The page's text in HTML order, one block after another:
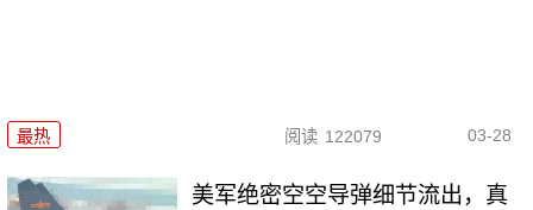
最热 阅读 122079 03-28
美军绝密空空导弹细节流出，真